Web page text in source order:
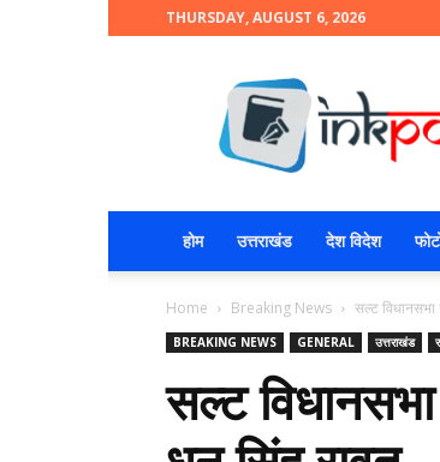
THURSDAY, AUGUST 6, 2026
होम उत्तराखंड देश विदेश
Home Breaking News सल्ट
BREAKING NEWS GENERAL उत्तराखंड
सल्ट